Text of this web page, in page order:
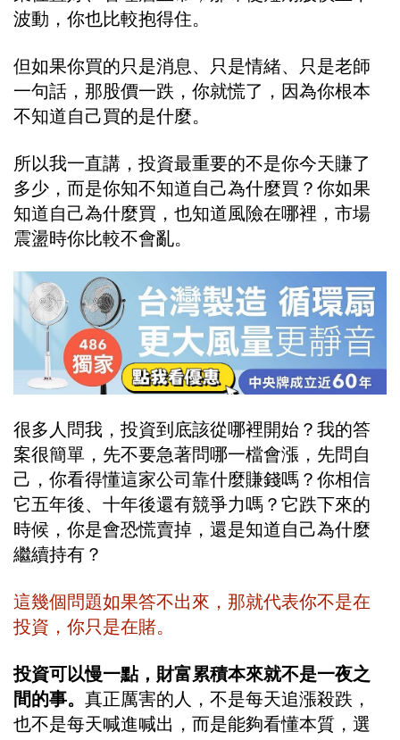
波動，你也比較抱得住。
但如果你買的只是消息、只是情緒、只是老師
一句話，那股價一跌，你就慌了，因為你根本
不知道自己買的是什麼。
所以我一直講，投資最重要的不是你今天賺了
多少，而是你知不知道自己為什麼買？你如果
知道自己為什麼買，也知道風險在哪裡，市場
震盪時你比較不會亂。
很多人問我，投資到底該從哪裡開始？我的答
案很簡單，先不要急著問哪一檔會漲，先問自
己，你看得懂這家公司靠什麼賺錢嗎？你相信
它五年後、十年後還有競爭力嗎？它跌下來的
時候，你是會恐慌賣掉，還是知道自己為什麼
繼續持有？
這幾個問題如果答不出來，那就代表你不是在
投資，你只是在賭。
投資可以慢一點，財富累積本來就不是一夜之
間的事。 真正厲害的人，不是每天追漲殺跌，
也不是每天喊進喊出，而是能夠看懂本質，選